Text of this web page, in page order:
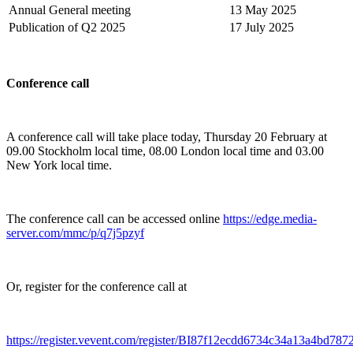
Annual General meeting
13 May 2025
Publication of Q2 2025
17 July 2025
Conference call
A conference call will take place today, Thursday 20 February at
09.00 Stockholm local time, 08.00 London local time and 03.00
New York local time.
The conference call can be accessed online https://edge.media-
server.com/mmc/p/q7j5pzyf
Or, register for the conference call at
https://register.vevent.com/register/